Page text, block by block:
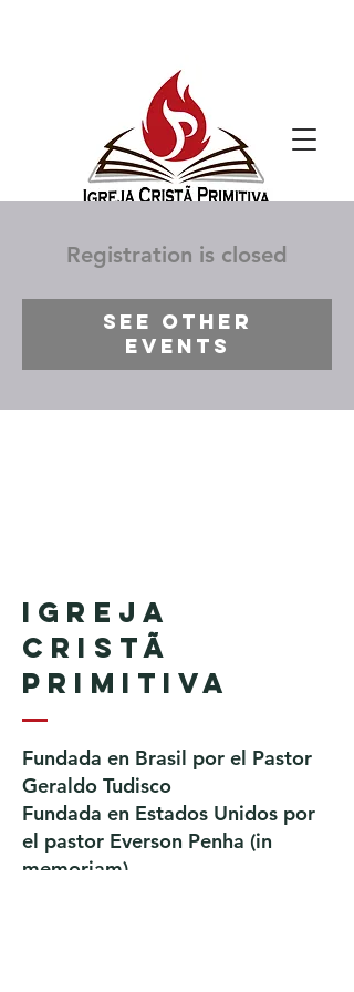
Registration is closed
See other
events
Igreja
Cristã
Primitiva
Fundada en Brasil por el Pastor
Geraldo Tudisco
Fundada en Estados Unidos por
el pastor Everson Penha ​(in
memoriam)